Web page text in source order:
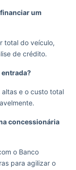
um
total do veículo,
de crédito.
altas e o custo total
concessionária
o Banco
para agilizar o